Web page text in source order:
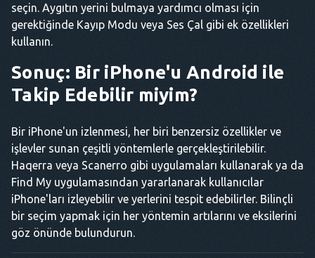
seçin. Aygıtın yerini bulmaya yardımcı olması için
gerektiğinde Kayıp Modu veya Ses Çal gibi ek özellikleri
kullanın.
Sonuç: Bir iPhone'u Android ile
Takip Edebilir miyim?
Bir iPhone'un izlenmesi, her biri benzersiz özellikler ve
işlevler sunan çeşitli yöntemlerle gerçekleştirilebilir.
Haqerra veya Scanerro gibi uygulamaları kullanarak ya da
Find My uygulamasından yararlanarak kullanıcılar
iPhone'ları izleyebilir ve yerlerini tespit edebilirler. Bilinçli
bir seçim yapmak için her yöntemin artılarını ve eksilerini
göz önünde bulundurun.